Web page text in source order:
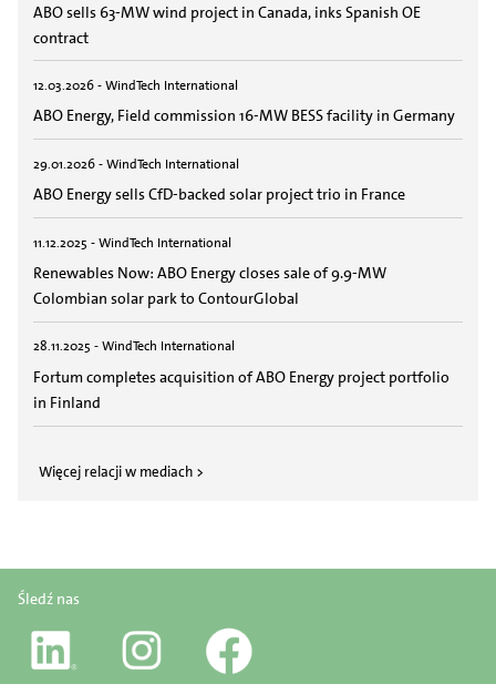
ABO sells 63-MW wind project in Canada, inks Spanish OE
contract
12.03.2026 - WindTech International
ABO Energy, Field commission 16-MW BESS facility in Germany
29.01.2026 - WindTech International
ABO Energy sells CfD-backed solar project trio in France
11.12.2025 - WindTech International
Renewables Now: ABO Energy closes sale of 9.9-MW
Colombian solar park to ContourGlobal
28.11.2025 - WindTech International
Fortum completes acquisition of ABO Energy project portfolio
in Finland
Więcej relacji w mediach >
Śledź nas